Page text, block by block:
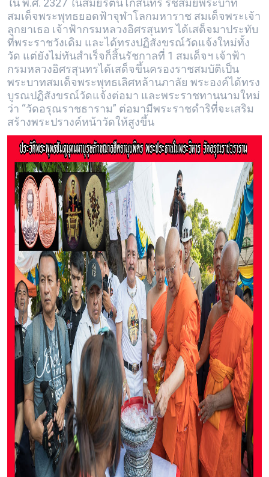
สมเด็จพระพุทธยอดฟ้าจุฬาโลกมหาราช สมเด็จพระเจ้า
ลูกยาเธอ เจ้าฟ้ากรมหลวงอิศรสุนทร ได้เสด็จมาประทับ
ที่พระราชวังเดิม และได้ทรงปฏิสังขรณ์วัดแจ้งใหม่ทั้ง
วัด แต่ยังไม่ทันสำเร็จก็สิ้นรัชกาลที่ 1 สมเด็จฯ เจ้าฟ้า
กรมหลวงอิศรสุนทรได้เสด็จขึ้นครองราชสมบัติเป็น
พระบาทสมเด็จพระพุทธเลิศหล้านภาลัย พระองค์ได้ทรง
บูรณปฏิสังขรณ์วัดแจ้งต่อมา และพระราชทานนามใหม่
ว่า “วัดอรุณราชธาราม” ต่อมามีพระราชดำริที่จะเสริม
สร้างพระปรางค์หน้าวัดให้สูงขึ้น